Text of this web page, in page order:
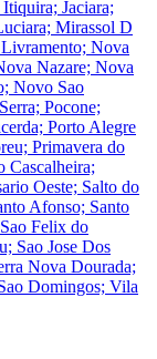
Jaciara;
Mirassol D
Nova
Nazare; Nova
Novo Sao
Pocone;
Porto Alegre
Primavera do
Cascalheira;
Oeste; Salto do
Afonso; Santo
Felix do
Sao Jose Dos
Nova Dourada;
Domingos; Vila